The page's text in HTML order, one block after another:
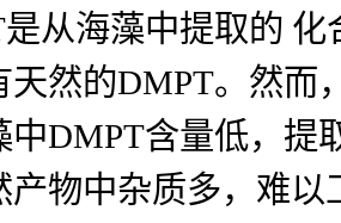
从海藻中提取的
天然的DMPT。然而
中DMPT含量低，提
产物中杂质多，难以